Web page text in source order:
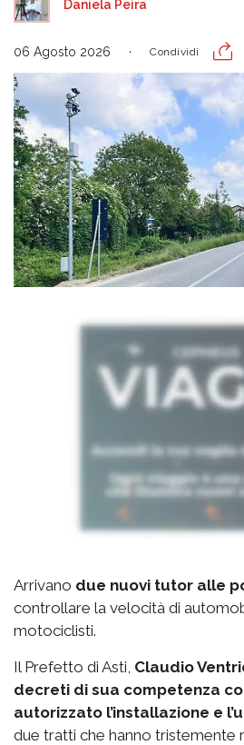
Daniela Peira
06 Agosto 2026 Condividi
Arrivano due nuovi tutor alle
controllare la velocità di
motociclisti.
Il Prefetto di Asti, Claudio
decreti di sua competenza
autorizzato l’installazione e
due tratti che hanno tristemente